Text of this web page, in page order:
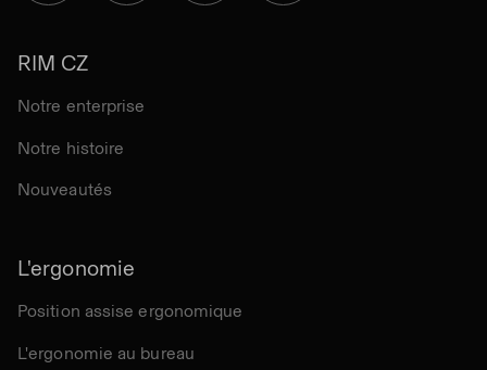
RIM CZ
Notre enterprise
Notre histoire
Nouveautés
L'ergonomie
Position assise ergonomique
L'ergonomie au bureau